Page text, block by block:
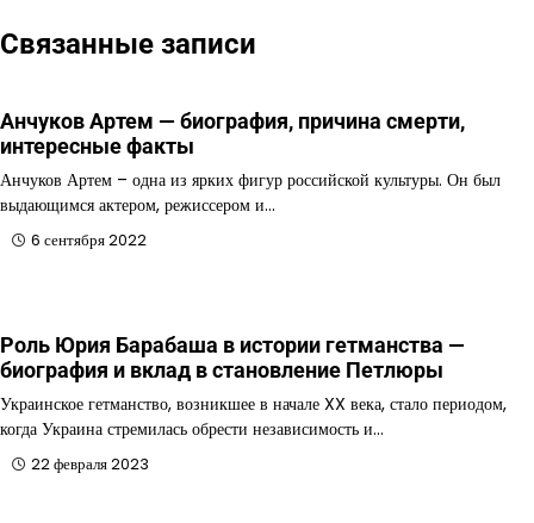
Связанные записи
Анчуков Артем — биография, причина смерти,
интересные факты
Анчуков Артем – одна из ярких фигур российской культуры. Он был
выдающимся актером, режиссером и…
6 сентября 2022
Роль Юрия Барабаша в истории гетманства —
биография и вклад в становление Петлюры
Украинское гетманство, возникшее в начале XX века, стало периодом,
когда Украина стремилась обрести независимость и…
22 февраля 2023